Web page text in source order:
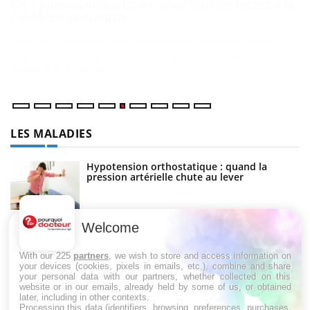
LES MALADIES
Hypotension orthostatique : quand la
pression artérielle chute au lever
Drépanocytose : une déformation des
Maladie de Charcot (Sclérose latérale
amyotrophique)
Welcome
With our 225 partners , we wish to store and access information on
your devices (cookies, pixels in emails, etc.), combine and share
your personal data with our partners, whether collected on this
website or in our emails, already held by some of us, or obtained
later, including in other contexts.
Processing this data (identifiers, browsing, preferences, purchases,